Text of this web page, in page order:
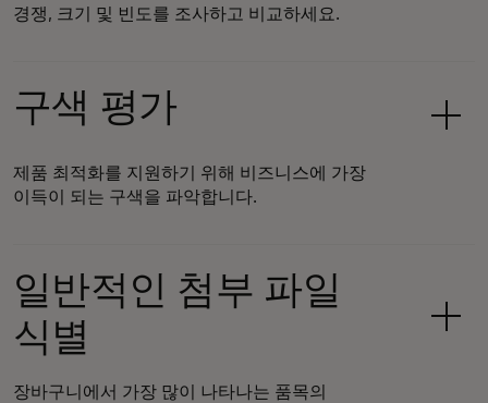
경쟁, 크기 및 빈도를 조사하고 비교하세요.
구색 평가
제품 최적화를 지원하기 위해 비즈니스에 가장
이득이 되는 구색을 파악합니다.
일반적인 첨부 파일
식별
장바구니에서 가장 많이 나타나는 품목의